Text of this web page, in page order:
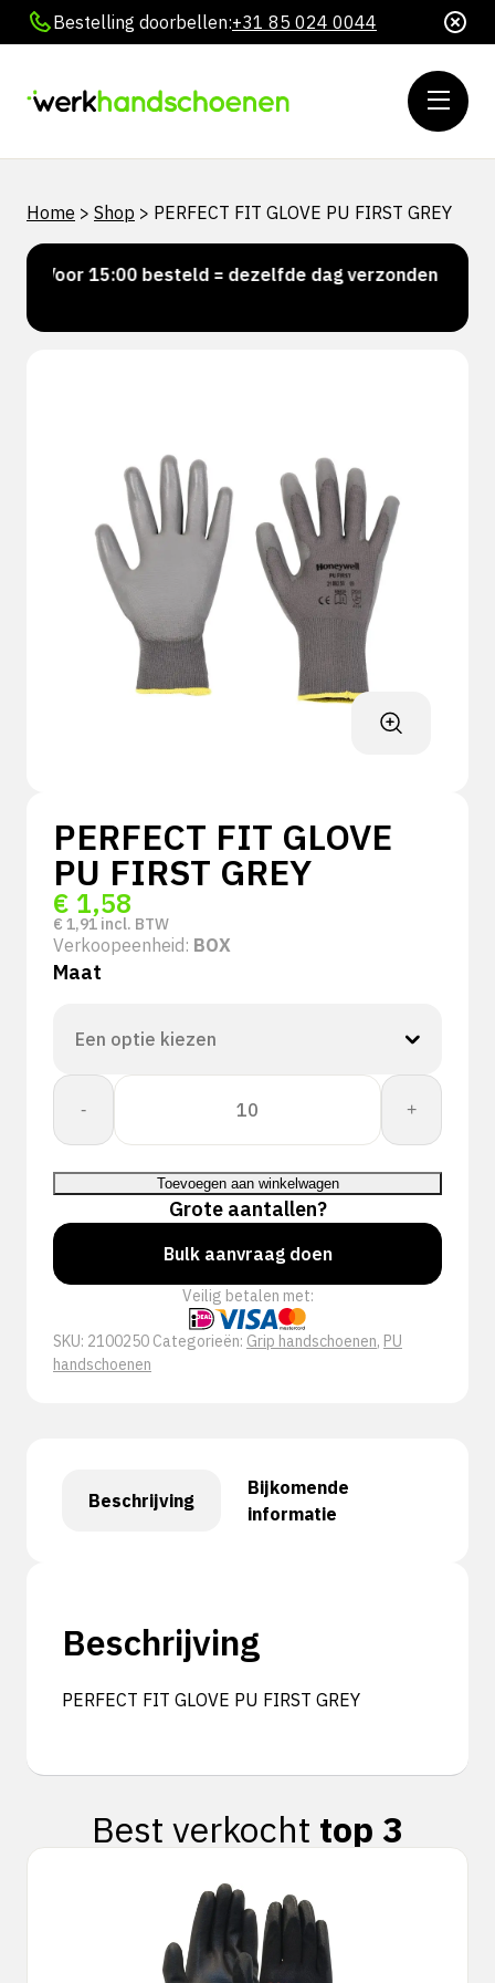
Bestelling doorbellen:+31 85 024 0044
Home > Shop > PERFECT FIT GLOVE PU FIRST GREY
Voor 15:00 besteld = dezelfde dag verzonden
PERFECT FIT GLOVE
PU FIRST GREY
€ 1,58
€ 1,91 incl. BTW
Verkoopeenheid: BOX
Maat
-
PERFECT
GLOVE
PU
FIRST
GREY
aantal
+
Toevoegen aan winkelwagen
Grote aantallen?
Bulk aanvraag doen
Veilig betalen met:
SKU: 2100250 Categorieën: Grip handschoenen, PU
handschoenen
Beschrijving
Bijkomende
informatie
Beschrijving
PERFECT FIT GLOVE PU FIRST GREY
Best verkocht top 3